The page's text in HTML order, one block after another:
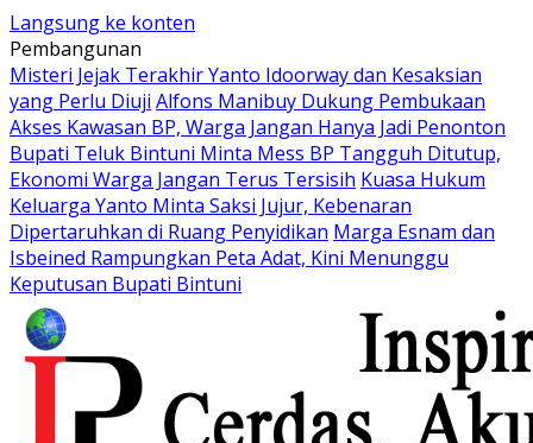
Langsung ke konten
Pembangunan
Misteri Jejak Terakhir Yanto Idoorway dan Kesaksian
yang Perlu Diuji Alfons Manibuy Dukung Pembukaan
Akses Kawasan BP, Warga Jangan Hanya Jadi Penonton
Bupati Teluk Bintuni Minta Mess BP Tangguh Ditutup,
Ekonomi Warga Jangan Terus Tersisih Kuasa Hukum
Keluarga Yanto Minta Saksi Jujur, Kebenaran
Dipertaruhkan di Ruang Penyidikan Marga Esnam dan
Isbeined Rampungkan Peta Adat, Kini Menunggu
Keputusan Bupati Bintuni